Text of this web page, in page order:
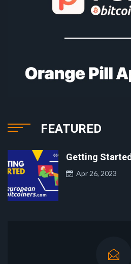
FEATURED
Getting
Apr 26, 2023